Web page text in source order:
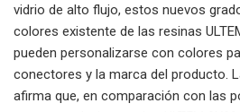
vidrio de alto flujo, estos nuevos
colores existente de las resinas
pueden personalizarse con colores
conectores y la marca del producto.
afirma que, en comparación con las